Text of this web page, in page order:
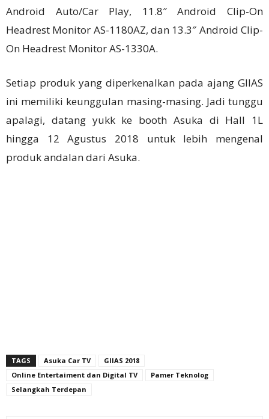
Android Auto/Car Play, 11.8″ Android Clip-On
Headrest Monitor AS-1180AZ, dan 13.3″ Android Clip-
On Headrest Monitor AS-1330A.
Setiap produk yang diperkenalkan pada ajang GIIAS
ini memiliki keunggulan masing-masing. Jadi tunggu
apalagi, datang yukk ke booth Asuka di Hall 1L
hingga 12 Agustus 2018 untuk lebih mengenal
produk andalan dari Asuka.
TAGS Asuka Car TV
GIIAS 2018
Online Entertaiment dan Digital TV
Pamer Teknolog
Selangkah Terdepan